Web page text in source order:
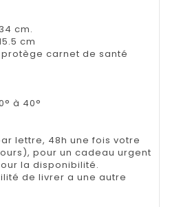
cm.
cm
carnet de santé
à 40°
lettre, 48h une fois votre
pour un cadeau urgent
la disponibilité.
de livrer a une autre